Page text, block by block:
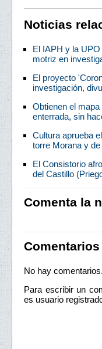
Noticias
El IAPH y la
motriz en
El proyecto
investigación,
Obtienen el
enterrada, sin
Cultura aprueba
torre Morana y
El Consistorio
del Castillo
Comenta la
Comentarios
No hay comentarios.
Para escribir un
es usuario